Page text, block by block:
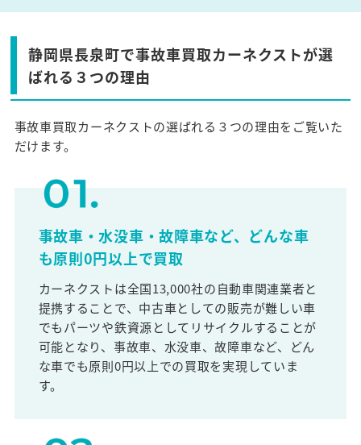
静岡県長泉町で事故車買取カーネクストが選
ばれる３つの理由
事故車買取カーネクストの選ばれる３つの理由をご覧いた
だけます。
事故車・水没車・故障車など、どんな車
も原則0円以上で買取
カーネクストは全国13,000社の自動車関連業者と
提携することで、中古車としての販売が難しい車
でもパーツや鉄資源としてリサイクルすることが
可能となり、事故車、水没車、故障車など、どん
な車でも原則0円以上での買取を実現していま
す。